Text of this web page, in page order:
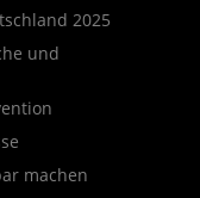
2025
und
machen